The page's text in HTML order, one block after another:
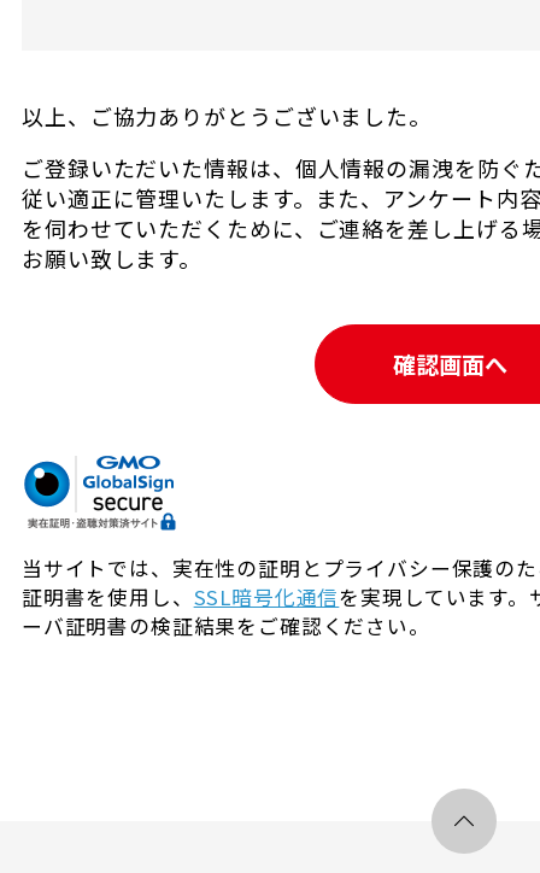
以上、ご協力ありがとうございました。
ご登録いただいた情報は、個人情報の漏洩を防ぐ
従い適正に管理いたします。また、アンケート内
を伺わせていただくために、ご連絡を差し上げる
お願い致します。
当サイトでは、実在性の証明とプライバシー保護の
証明書を使用し、 SSL暗号化通信を実現しています
ーバ証明書の検証結果をご確認ください。